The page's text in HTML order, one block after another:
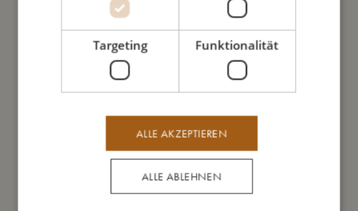
Targeting Funktionalität
ALLE AKZEPTIEREN
ALLE ABLEHNEN